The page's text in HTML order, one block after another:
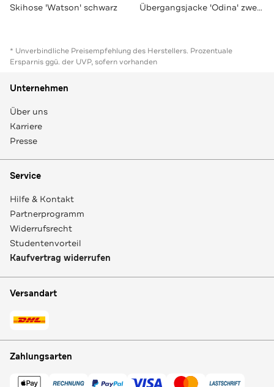
Skihose 'Watson' schwarz Übergangsjacke 'Odina' zweifarbig
* Unverbindliche Preisempfehlung des Herstellers. Prozentuale
Ersparnis ggü. der UVP, sofern vorhanden
Unternehmen
Über uns
Karriere
Presse
Service
Hilfe & Kontakt
Partnerprogramm
Widerrufsrecht
Studentenvorteil
Kaufvertrag widerrufen
Versandart
Zahlungsarten